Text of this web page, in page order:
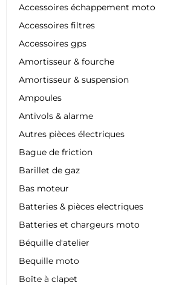
Accessoires échappement moto
Accessoires filtres
Accessoires gps
Amortisseur & fourche
Amortisseur & suspension
Ampoules
Antivols & alarme
Autres pièces électriques
Bague de friction
Barillet de gaz
Bas moteur
Batteries & pièces electriques
Batteries et chargeurs moto
Béquille d'atelier
Bequille moto
Boîte à clapet